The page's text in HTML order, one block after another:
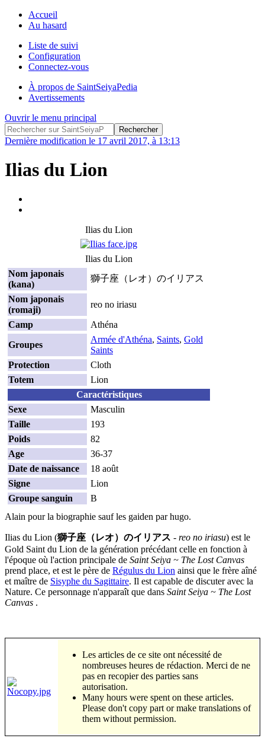
Accueil
Au hasard
Liste de suivi
Configuration
Connectez-vous
À propos de SaintSeiyaPedia
Avertissements
Ouvrir le menu principal
Dernière modification le 17 avril 2017, à 13:13
Ilias du Lion
Ilias du Lion
Ilias du Lion
Nom japonais
(kana)
獅子座（レオ）のイリアス
Nom japonais
(romaji)
reo no iriasu
Camp
Athéna
Groupes
Armée d'Athéna, Saints, Gold
Saints
Protection
Cloth
Totem
Lion
Caractéristiques
Sexe
Masculin
Taille
193
Poids
82
Age
36-37
Date de naissance
18 août
Signe
Lion
Groupe sanguin
B
Alain pour la biographie sauf les gaiden par hugo.
Ilias du Lion (獅子座（レオ）のイリアス - reo no iriasu) est le
Gold Saint du Lion de la génération précédant celle en fonction à
l'époque où l'action principale de Saint Seiya ~ The Lost Canvas
prend place, et est le père de Régulus du Lion ainsi que le frère aîné
et maître de Sisyphe du Sagittaire. Il est capable de discuter avec la
Nature. Ce personnage n'apparaît que dans Saint Seiya ~ The Lost
Canvas .
Les articles de ce site ont nécessité de
nombreuses heures de rédaction. Merci de ne
pas en recopier des parties sans
autorisation.
Many hours were spent on these articles.
Please don't copy part or make translations of
them without permission.